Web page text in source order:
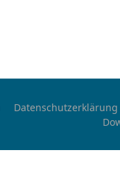
Datenschutzerklärung